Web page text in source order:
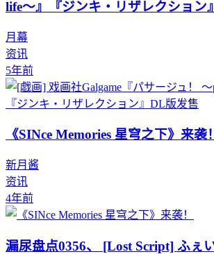
life〜』『ジンキ・リザレクション
月幕
资讯
5年前
《SINce Memories 星穹之下》来袭！
新月酱
资讯
4年前
漏尿盘点0356、 [Lost Script] ふぇ